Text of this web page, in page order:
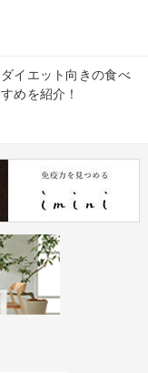
イエット向きの食べ
めを紹介！